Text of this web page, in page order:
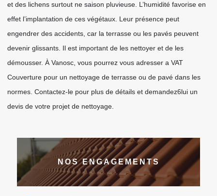
et des lichens surtout ne saison pluvieuse. L’humidité favorise en
effet l’implantation de ces végétaux. Leur présence peut
engendrer des accidents, car la terrasse ou les pavés peuvent
devenir glissants. Il est important de les nettoyer et de les
démousser. À Vanosc, vous pourrez vous adresser a VAT
Couverture pour un nettoyage de terrasse ou de pavé dans les
normes. Contactez-le pour plus de détails et demandez6lui un
devis de votre projet de nettoyage.
NOS ENGAGEMENTS